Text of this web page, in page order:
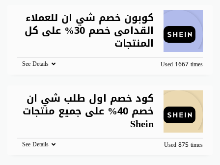
كوبون خصم شي ان للعملاء
القدامى خصم 30% على كل
المنتجات
Used 1667 times
See Details
كود خصم اول طلب شي ان
خصم 40% على جميع منتجات
Shein
Used 875 times
See Details